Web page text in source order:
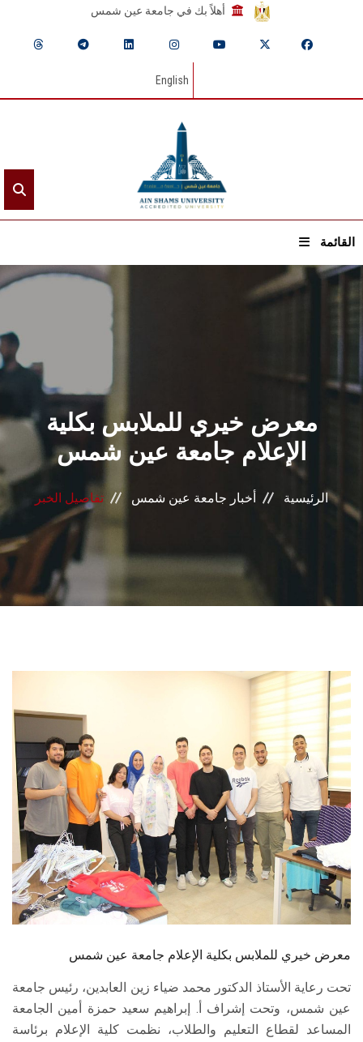
أهلاً بك في جامعة عين شمس
English
القائمة
الرئيسيـة
عن الجامعة
القطاعـات
الشئون الأكاديمية
البحث العلمي
الرعاية الصحية
المراكز والوحدات
الأنظمة الذكية
الطلاب
هيئة التدريس
الدراسات العليا
الخريجين
الموظفون
سجل الان
معرض خيري للملابس بكلية
الإعلام جامعة عين شمس
الرئيسية أخبار جامعة عين شمس تفاصيل الخبر
معرض خيري للملابس بكلية الإعلام جامعة عين شمس
تحت رعاية الأستاذ الدكتور محمد ضياء زين العابدين، رئيس جامعة
عين شمس، وتحت إشراف أ. إبراهيم سعيد حمزة أمين الجامعة
المساعد لقطاع التعليم والطلاب، نظمت كلية الإعلام برئاسة